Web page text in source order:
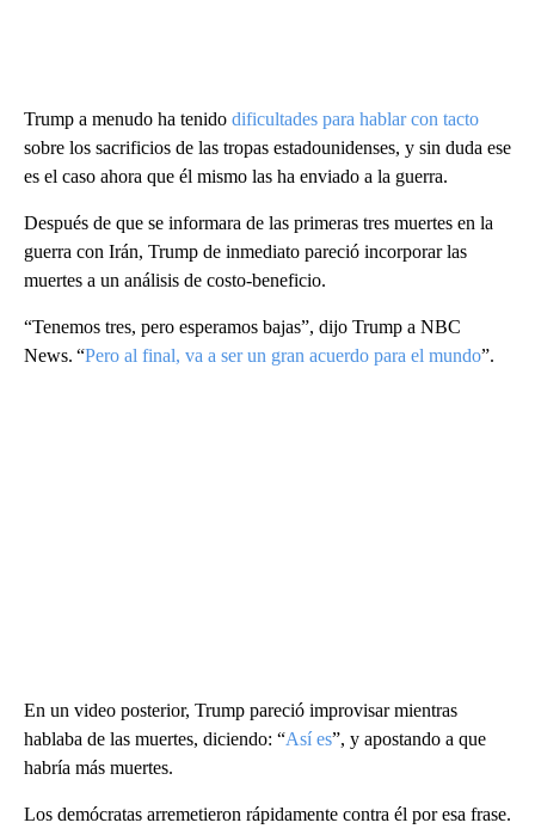
Trump a menudo ha tenido dificultades para hablar con tacto
sobre los sacrificios de las tropas estadounidenses, y sin duda ese
es el caso ahora que él mismo las ha enviado a la guerra.
Después de que se informara de las primeras tres muertes en la
guerra con Irán, Trump de inmediato pareció incorporar las
muertes a un análisis de costo-beneficio.
“Tenemos tres, pero esperamos bajas”, dijo Trump a NBC
News. “Pero al final, va a ser un gran acuerdo para el mundo”.
En un video posterior, Trump pareció improvisar mientras
hablaba de las muertes, diciendo: “Así es”, y apostando a que
habría más muertes.
Los demócratas arremetieron rápidamente contra él por esa frase.